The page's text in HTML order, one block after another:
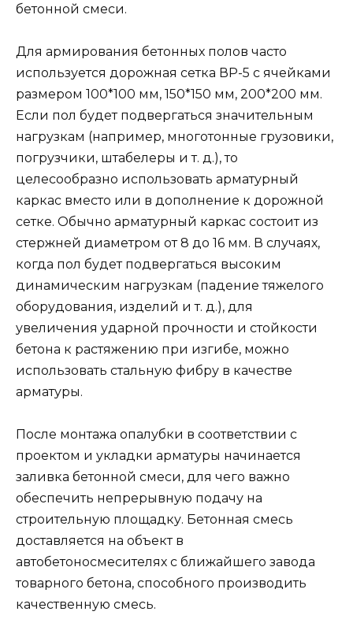
бетонной смеси.
Для армирования бетонных полов часто
используется дорожная сетка ВР-5 с ячейками
размером 100*100 мм, 150*150 мм, 200*200 мм.
Если пол будет подвергаться значительным
нагрузкам (например, многотонные грузовики,
погрузчики, штабелеры и т. д.), то
целесообразно использовать арматурный
каркас вместо или в дополнение к дорожной
сетке. Обычно арматурный каркас состоит из
стержней диаметром от 8 до 16 мм. В случаях,
когда пол будет подвергаться высоким
динамическим нагрузкам (падение тяжелого
оборудования, изделий и т. д.), для
увеличения ударной прочности и стойкости
бетона к растяжению при изгибе, можно
использовать стальную фибру в качестве
арматуры.
После монтажа опалубки в соответствии с
проектом и укладки арматуры начинается
заливка бетонной смеси, для чего важно
обеспечить непрерывную подачу на
строительную площадку. Бетонная смесь
доставляется на объект в
автобетоносмесителях с ближайшего завода
товарного бетона, способного производить
качественную смесь.